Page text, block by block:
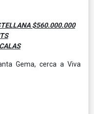
$560.000.000
Gema, cerca a Viva